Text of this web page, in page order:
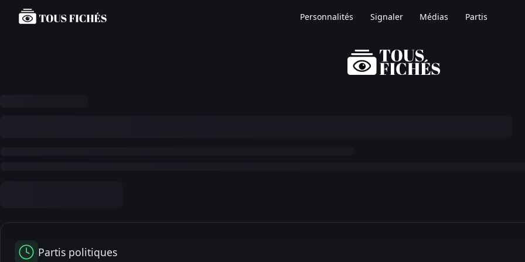
Personnalités Signaler Médias Partis
Partis politiques